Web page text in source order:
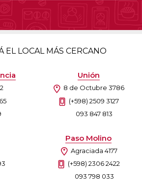
EL LOCAL MÁS CERCANO
Unión
8 de Octubre 3786
(+598) 2509 3127
093 847 813
Paso Molino
Agraciada 4177
(+598) 2306 2422
093 798 033